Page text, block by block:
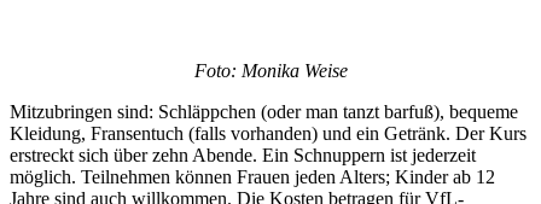
Foto: Monika Weise
Mitzubringen sind: Schläppchen (oder man tanzt barfuß), bequeme
Kleidung, Fransentuch (falls vorhanden) und ein Getränk. Der Kurs
erstreckt sich über zehn Abende. Ein Schnuppern ist jederzeit
möglich. Teilnehmen können Frauen jeden Alters; Kinder ab 12
Jahre sind auch willkommen. Die Kosten betragen für VfL-